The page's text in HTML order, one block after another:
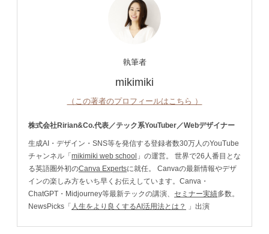
執筆者
mikimiki
（この著者のプロフィールはこちら ）
株式会社Ririan&Co.代表／テック系YouTuber／Webデザイナー
生成AI・デザイン・SNS等を発信する登録者数30万人のYouTube
チャンネル「mikimiki web school 」の運営。 世界で26人番目とな
る英語圏外初のCanva Expertsに就任。 Canvaの最新情報やデザ
インの楽しみ方をいち早くお伝えしています。Canva・
ChatGPT・Midjourney等最新テックの講演、 セミナー実績多数。
NewsPicks「 人生をより良くするAI活用法とは？ 」出演